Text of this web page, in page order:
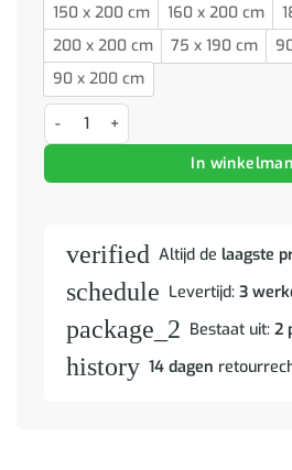
150 x 200 cm
160 x 200 cm
200 x 200 cm
75 x 190 cm
90 x 200 cm
Bedframe met hoofdbord massief
In
verified Altijd de laagste
schedule Levertijd: 3
package_2 Bestaat uit: 2
history 14 dagen